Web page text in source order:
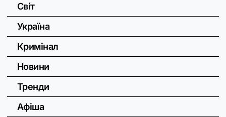
Світ
Україна
Кримінал
Новини
Тренди
Афіша